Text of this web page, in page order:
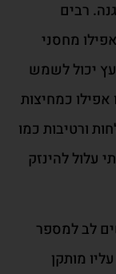
רבים
מחסני
עץ יכול לשמש
אפילו כמחיצות
ורטיבות כמו
עלול להינזק
לב למספר
מותקן